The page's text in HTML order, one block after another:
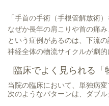
「手首の手術（手根管解放術）
なぜか長年の肩こりや首の痛み
という症例があるのは、下流の
神経全体の物流サイクルが劇的
臨床でよく見られる「
当院の臨床において、単独病
次のようなパターンは、ダブル